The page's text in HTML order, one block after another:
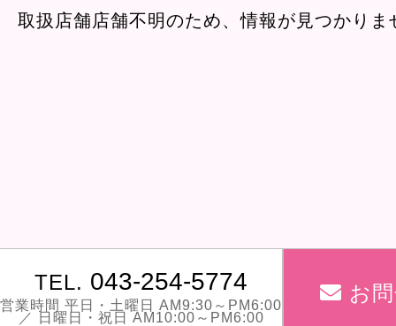
取扱店舗店舗不明のため、情報が見つかりま
TEL. 043-254-5774
営業時間 平日・土曜日 AM9:30～PM6:00
／ 日曜日・祝日 AM10:00～PM6:00
お